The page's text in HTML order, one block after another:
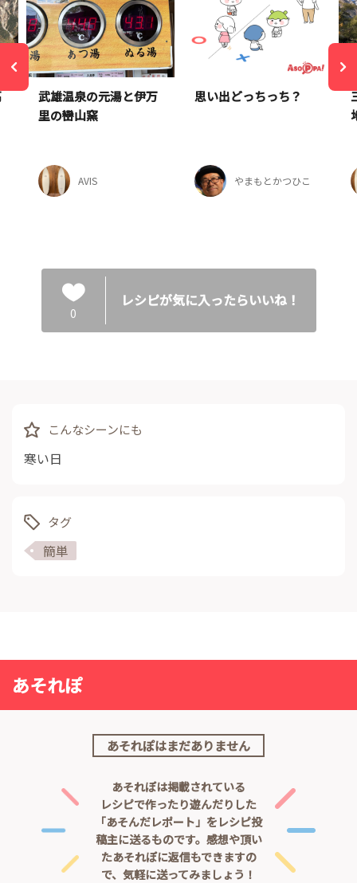
武雄温泉の元湯と伊万
里の巒山窯
AVIS
思い出どっちっち？
やまもとかつひこ
0
レシピが気に入ったらいいね！
こんなシーンにも
寒い日
タグ
簡単
あそれぽ
あそれぽはまだありません
あそれぽは掲載されている
レシピで作ったり遊んだりした
「あそんだレポート」をレシピ投
稿主に送るものです。 感想や頂い
たあそれぽに返信もできますの
で、気軽に送ってみましょう！